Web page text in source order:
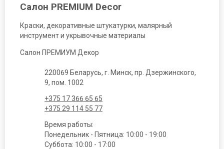
Салон PREMIUM Decor
Краски, декоративные штукатурки, малярный
инструмент и укрывочные материалы
Салон ПРЕМИУМ Декор
220069 Беларусь, г. Минск, пр. Дзержинского,
9, пом. 1002
+375 17 366 65 65
+375 29 114 55 77
Время работы:
Понедельник - Пятница: 10:00 - 19:00
Суббота: 10:00 - 17:00